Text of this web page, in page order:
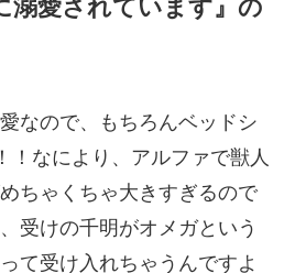
溺愛されています』の
なので、もちろんベッドシ
！なにより、アルファで獣人
ちゃくちゃ大きすぎるので
受けの千明がオメガという
て受け入れちゃうんですよ